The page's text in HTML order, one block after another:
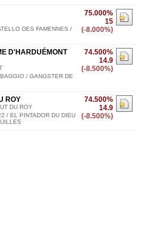
75.000%
15
(-8.000%)
DES FAMENNES /
74.500%
14.9
(-8.500%)
D'HARDUÉMONT
/ GANGSTER DE
74.500%
14.9
(-8.500%)
ROY
DU ROY
/ EL PINTADOR DU DIEU